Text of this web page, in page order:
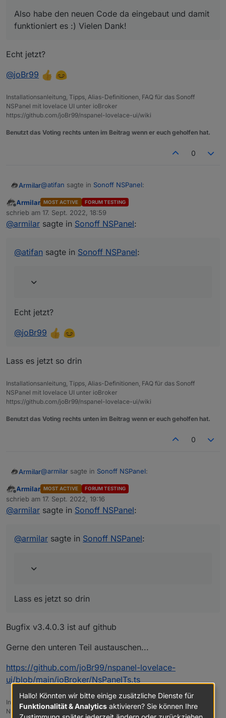
           UnsubscribeWatcher();
           GeneratePage(config.pages[pageId]);
var pageNum = (((pageId - 1) %
           UnsubscribeWatcher();
if (activePage != undefined &&
for (let i = 0; i <
if (config.pages[i] ==
                       pageId = i;
                       break;
                   }
               GeneratePage(activePage.parent);
           }
Also habe den neuen Code da eingebaut und damit
funktioniert es :) Vielen Dank!
Echt jetzt?
@joBr99
Installationsanleitung, Tipps, Alias-Definitionen, FAQ für das Sonoff
NSPanel mit lovelace UI unter ioBroker
https://github.com/joBr99/nspanel-lovelace-ui/wiki
Benutzt das Voting rechts unten im Beitrag wenn er euch geholfen hat.
0
Armilar@atifan sagte in Sonoff NSPanel:
Jo Leute ihr seid echt geil :)
Also habe den neuen Code da eingebaut und
Echt jetzt?
@joBr99
Offline
Armilar MOST ACTIVE FORUM TESTING
schrieb am 17. Sept. 2022, 18:59
zuletzt editiert von
@armilar sagte in Sonoff NSPanel:
@atifan sagte in Sonoff NSPanel:
Echt jetzt?
@joBr99
Lass es jetzt so drin
Installationsanleitung, Tipps, Alias-Definitionen, FAQ für das Sonoff
NSPanel mit lovelace UI unter ioBroker
https://github.com/joBr99/nspanel-lovelace-ui/wiki
Benutzt das Voting rechts unten im Beitrag wenn er euch geholfen hat.
0
Armilar@armilar sagte in Sonoff NSPanel:
@atifansagte inSonoff NSPanel
Also habe den neuen Code da eingebaut
@joBr99
Lass es jetzt so drin
Offline
Armilar MOST ACTIVE FORUM TESTING
schrieb am 17. Sept. 2022, 19:16
zuletzt editiert von
@armilar sagte in Sonoff NSPanel:
@armilar sagte in Sonoff NSPanel:
Lass es jetzt so drin
Bugfix v3.4.0.3 ist auf github
Gerne den unteren Teil austauschen...
https://github.com/joBr99/nspanel-lovelace-
ui/blob/main/ioBroker/NsPanelTs.ts
Installationsanleitung, Tipps, Alias-Definitionen, FAQ für das Sonoff
NSPanel mit lovelace UI unter ioBroker
Hallo! Könnten wir bitte einige zusätzliche Dienste für
Funktionalität & Analytics aktivieren? Sie können Ihre